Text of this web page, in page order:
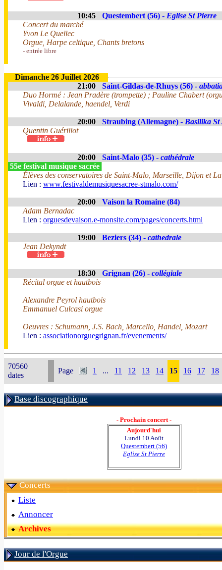
10:45 Questembert (56) - Eglise St Pierre
Concert du marché
Yvon Le Quellec
Orgue, Harpe celtique, Chants bretons
- entrée libre
Dimanche 26 Juillet 2026
21:00
Saint-Gildas-de-Rhuys (56) -
Duo Hormé : Jean Pradère (trompette) ; Pauline Chabert
Vivaldi, Delalande, haendel, Verdi
20:00 Straubing (Allemagne) - Basilika St
Quentin Guérillot
20:00 Saint-Malo (35) - cathédrale
55e festival musique sacrée
Élèves des conservatoires de Saint-Malo, Marseille, Dijon et
Lien : www.festivaldemusiquesacree-stmalo.com/
20:00
Vaison la Romaine (84)
Adam Bernadac
Lien : orguesdevaison.e-monsite.com/pages/concerts.html
19:00 Beziers (34) - cathedrale
Jean Dekyndt
18:30 Grignan (26) - collégiale
Récital orgue et hautbois
Alexandre Peyrol hautbois
Emmanuel Culcasi orgue
Oeuvres : Schumann, J.S. Bach, Marcello, Handel, Mozart
Lien : associationorguegrignan.fr/evenements/
70560
dates
Page 1 ... 11 12 13 14 15 16 17 18
Base discographique
- Prochain concert -
Aujourd'hui
Lundi 10 Août
Questembert (56)
Eglise St Pierre
Concerts
Liste
Annoncer
Archives
Jour de l'Orgue